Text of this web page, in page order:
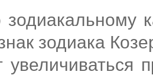
зодиакальному
зодиака